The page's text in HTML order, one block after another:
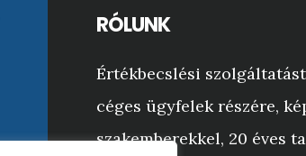
RÓLUNK
Értékbecslési
céges ügyfelek részére,
szakemberekkel, 20 éves